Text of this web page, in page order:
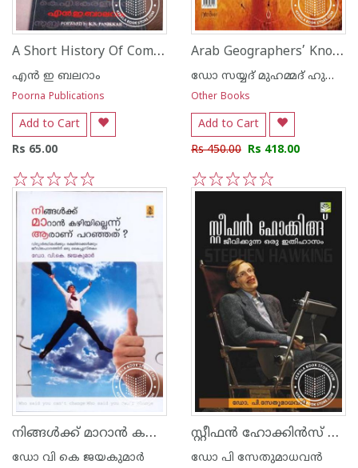
A Short History Of Communist Party of India
എ‌ന്‍ ഇ ബലറാം
Poorna Publications
Add to Cart
Rs 65.00
5
4
3
2
1
Arab Geographers’ Knowledge Of Southern India
ഡോ സയ്യദ് മുഹമ്മദ് ഹുസ്സൈ‌ന്‍ നൈനാര്‍
Other Books
Add to Cart
Rs 450.00 Rs 418.00
5
4
3
2
1
നിങ്ങള്‍ക്ക് മാറാന്‍ കഴിയില്ലെന്ന് ആരാണ് പറഞ്ഞത്
ഡോ വി കെ ജയകുമാര്‍
സ്റ്റീഫ‌ന്‍ ഹോക്കി‌ന്‍സ് ജീവിക്കുന്ന ഒരു ഇതിഹാസം
ഡോ പി സേതുമാധവന്‍